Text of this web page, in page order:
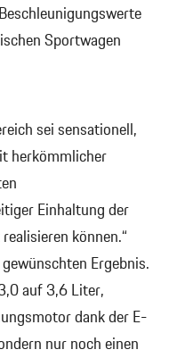
Sportwagen
sei sensationell,
herkömmlicher
Einhaltung der
können.“
Ergebnis.
auf 3,6 Liter,
dank der E-
nur noch einen